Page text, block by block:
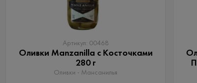
Артикул: 00468
Оливки Manzanilla с Косточками
280 г
Оливки - Мансанилья